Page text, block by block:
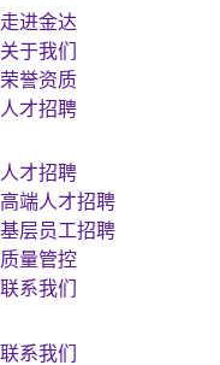
走进金达
关于我们
荣誉资质
人才招聘
人才招聘
高端人才招聘
基层员工招聘
质量管控
联系我们
联系我们